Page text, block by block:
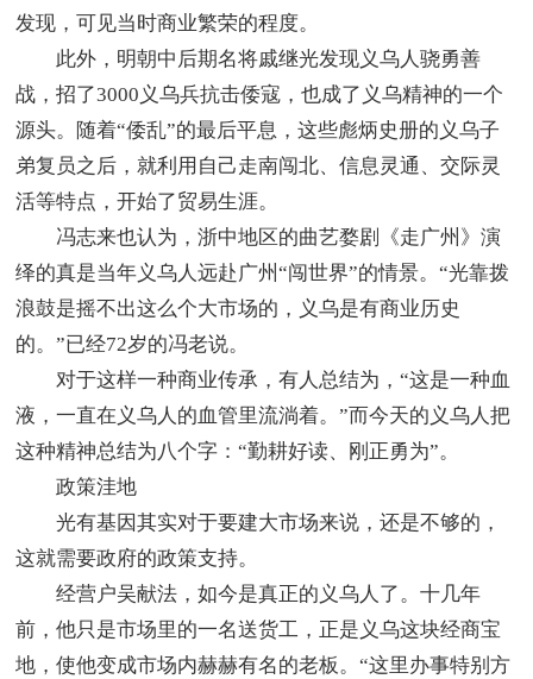
发现，可见当时商业繁荣的程度。
此外，明朝中后期名将戚继光发现义乌人骁勇善
战，招了3000义乌兵抗击倭寇，也成了义乌精神的一个
源头。随着“倭乱”的最后平息，这些彪炳史册的义乌子
弟复员之后，就利用自己走南闯北、信息灵通、交际灵
活等特点，开始了贸易生涯。
冯志来也认为，浙中地区的曲艺婺剧《走广州》演
绎的真是当年义乌人远赴广州“闯世界”的情景。“光靠拨
浪鼓是摇不出这么个大市场的，义乌是有商业历史
的。”已经72岁的冯老说。
对于这样一种商业传承，有人总结为，“这是一种血
液，一直在义乌人的血管里流淌着。”而今天的义乌人把
这种精神总结为八个字：“勤耕好读、刚正勇为”。
政策洼地
光有基因其实对于要建大市场来说，还是不够的，
这就需要政府的政策支持。
经营户吴献法，如今是真正的义乌人了。十几年
前，他只是市场里的一名送货工，正是义乌这块经商宝
地，使他变成市场内赫赫有名的老板。“这里办事特别方